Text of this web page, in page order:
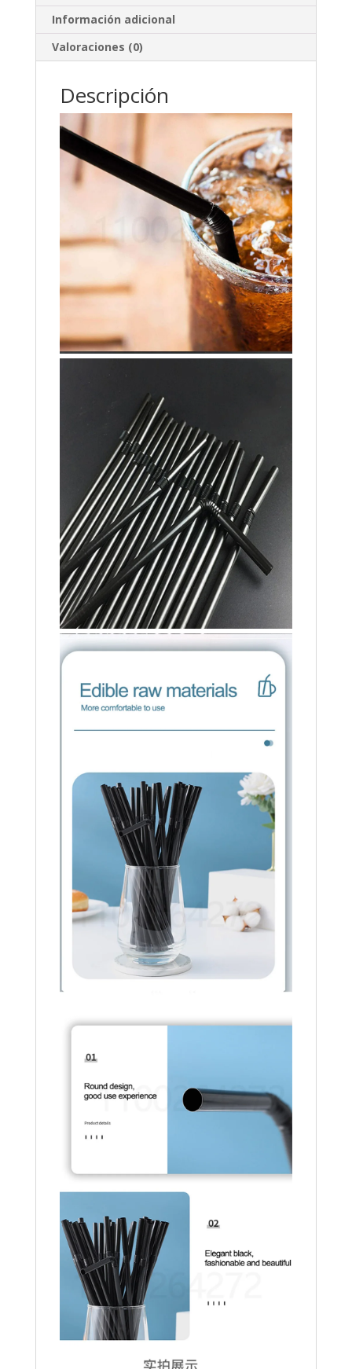
Información adicional
Valoraciones (0)
Descripción